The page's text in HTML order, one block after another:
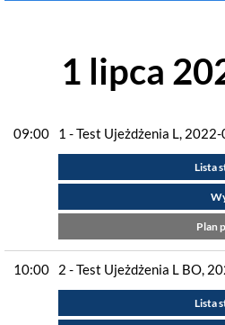
1 lipca
09:00 1 - Test Ujeżdżenia L,
Lista
Plan
10:00 2 - Test Ujeżdżenia L BO,
Lista